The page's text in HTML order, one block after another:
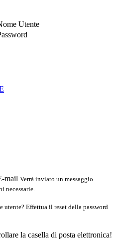
Utente
mail Verrà inviato un messaggio
necessarie.
utente? Effettua il reset della password
la casella di posta elettronica!